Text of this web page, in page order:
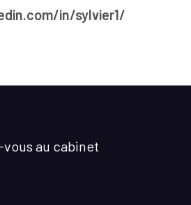
in/sylvier1/
au cabinet